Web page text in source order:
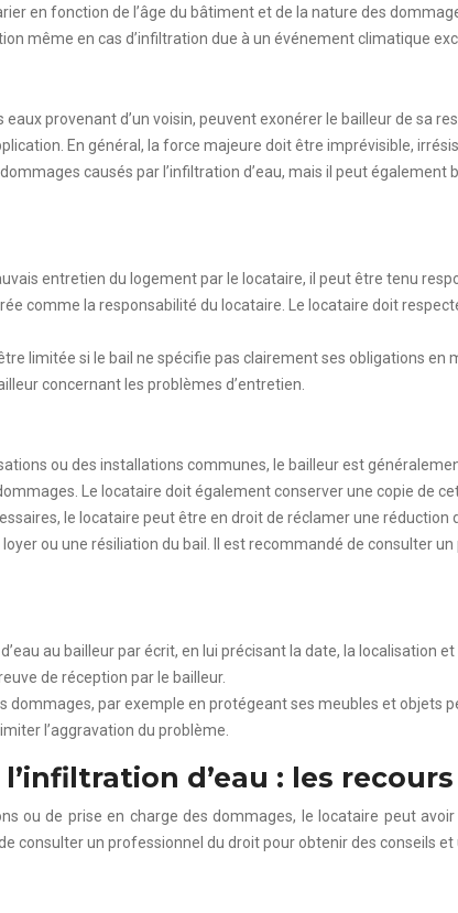
en fonction de l’âge du bâtiment et de la nature des
même en cas d’infiltration due à un événement climatique
provenant d’un voisin, peuvent exonérer le bailleur de sa
En général, la force majeure doit être imprévisible,
causés par l’infiltration d’eau, mais il peut
entretien du logement par le locataire, il peut être tenu
comme la responsabilité du locataire. Le locataire doit
limitée si le bail ne spécifie pas clairement ses obligations
concernant les problèmes d’entretien.
ou des installations communes, le bailleur est
Le locataire doit également conserver une copie de
le locataire peut être en droit de réclamer une
ou une résiliation du bail. Il est recommandé de consulter
au bailleur par écrit, en lui précisant la date, la
de réception par le bailleur.
dommages, par exemple en protégeant ses meubles et
l’aggravation du problème.
d’eau : les
ou de prise en charge des dommages, le locataire peut
consulter un professionnel du droit pour obtenir des conseils et